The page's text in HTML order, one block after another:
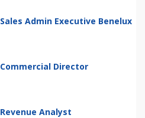
Sales Admin Executive Benelux
Commercial Director
Revenue Analyst